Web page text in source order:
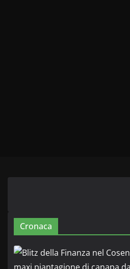
Cronaca